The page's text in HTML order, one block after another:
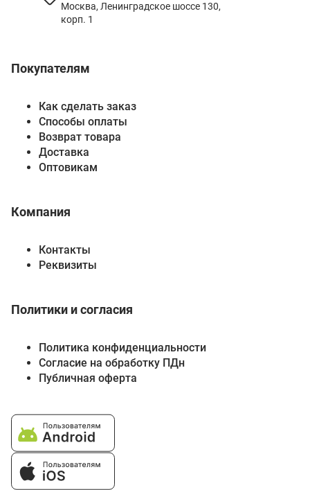
Покупателям
Как сделать заказ
Способы оплаты
Возврат товара
Доставка
Оптовикам
Компания
Контакты
Реквизиты
Политики и согласия
Политика конфиденциальности
Согласие на обработку ПДн
Публичная оферта
Москва, Ленинградское шоссе 130,
корп. 1